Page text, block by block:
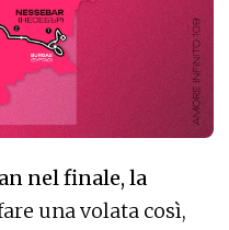
nel finale, la
una volata così,